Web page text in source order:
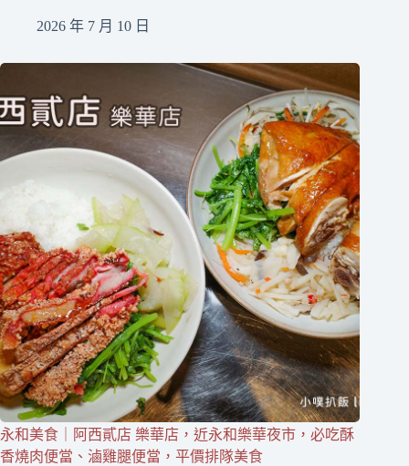
2026 年 7 月 10 日
永和美食｜阿西貳店 樂華店，近永和樂華夜市，必吃酥
香燒肉便當、滷雞腿便當，平價排隊美食